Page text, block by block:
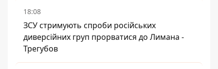
18:08
ЗСУ стримують спроби російських
диверсійних груп прорватися до Лимана -
Трегубов